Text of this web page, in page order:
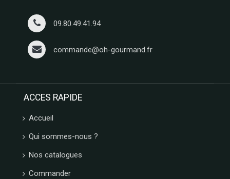
09.80.49.41.94
commande@oh-gourmand.fr
ACCES RAPIDE
Accueil
Qui sommes-nous ?
Nos catalogues
Commander